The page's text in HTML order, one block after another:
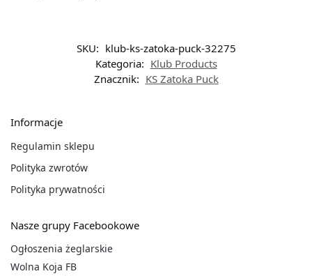
SKU: klub-ks-zatoka-puck-32275
Kategoria: Klub Products
Znacznik: KS Zatoka Puck
Informacje
Regulamin sklepu
Polityka zwrotów
Polityka prywatności
Nasze grupy Facebookowe
Ogłoszenia żeglarskie
Wolna Koja FB